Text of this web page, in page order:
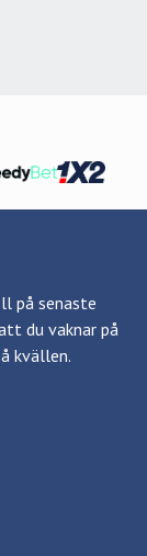
på senaste
du vaknar på
kvällen.